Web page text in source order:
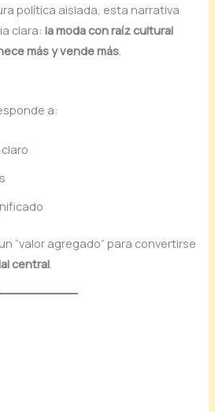
política aislada, esta narrativa
clara:la moda con raíz cultural
más y vende más
a:
“valor agregado” para convertirse
central.